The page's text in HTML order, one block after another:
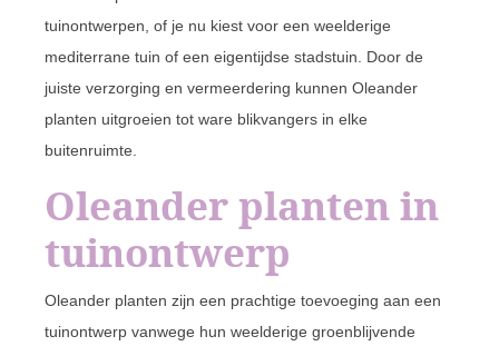
tuinontwerpen, of je nu kiest voor een weelderige
mediterrane tuin of een eigentijdse stadstuin. Door de
juiste verzorging en vermeerdering kunnen Oleander
planten uitgroeien tot ware blikvangers in elke
buitenruimte.
Oleander planten in
tuinontwerp
Oleander planten zijn een prachtige toevoeging aan een
tuinontwerp vanwege hun weelderige groenblijvende